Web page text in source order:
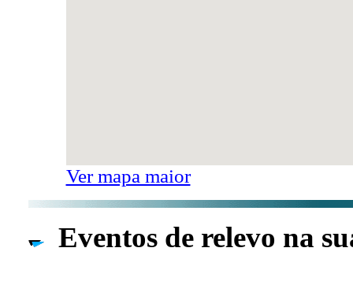
Ver mapa maior
Eventos de relevo na